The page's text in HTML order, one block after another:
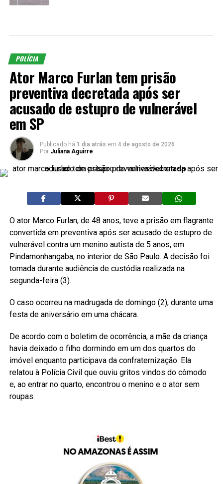
POLÍCIA
Ator Marco Furlan tem prisão
preventiva decretada após ser
acusado de estupro de vulnerável
em SP
Publicado há 1 dia atrás em 4 de agosto de 2026
Por Juliana Aguirre
O ator Marco Furlan, de 48 anos, teve a prisão em flagrante
convertida em preventiva após ser acusado de estupro de
vulnerável contra um menino autista de 5 anos, em
Pindamonhangaba, no interior de São Paulo. A decisão foi
tomada durante audiência de custódia realizada na
segunda-feira (3).
O caso ocorreu na madrugada de domingo (2), durante uma
festa de aniversário em uma chácara.
De acordo com o boletim de ocorrência, a mãe da criança
havia deixado o filho dormindo em um dos quartos do
imóvel enquanto participava da confraternização. Ela
relatou à Polícia Civil que ouviu gritos vindos do cômodo
e, ao entrar no quarto, encontrou o menino e o ator sem
roupas.